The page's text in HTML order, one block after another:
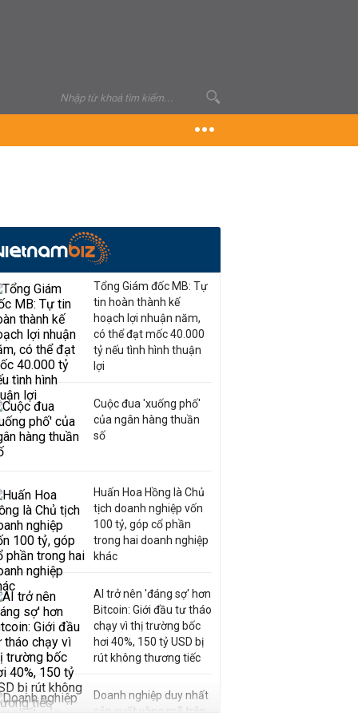
Tổng Giám đốc MB: Tự
tin hoàn thành kế
hoạch lợi nhuận năm,
có thể đạt mốc 40.000
tỷ nếu tình hình thuận
lợi
Cuộc đua 'xuống phố'
của ngân hàng thuần
số
Huấn Hoa Hồng là Chủ
tịch doanh nghiệp vốn
100 tỷ, góp cổ phần
trong hai doanh nghiệp
khác
AI trở nên 'đáng sợ' hơn
Bitcoin: Giới đầu tư tháo
chạy vì thị trường bốc
hơi 40%, 150 tỷ USD bị
rút không thương tiếc
Doanh nghiệp duy nhất
sản xuất vàng mã trên